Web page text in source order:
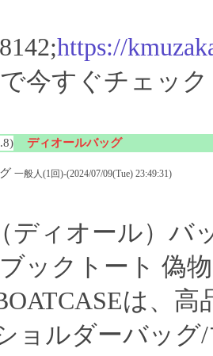
https://
今すぐチェック
ディオールバッグ
一般人(1回)-(2024/07/09(Tue) 23:49:31)
ディオール）バ
ックトート 偽
は、
ョルダーバッ